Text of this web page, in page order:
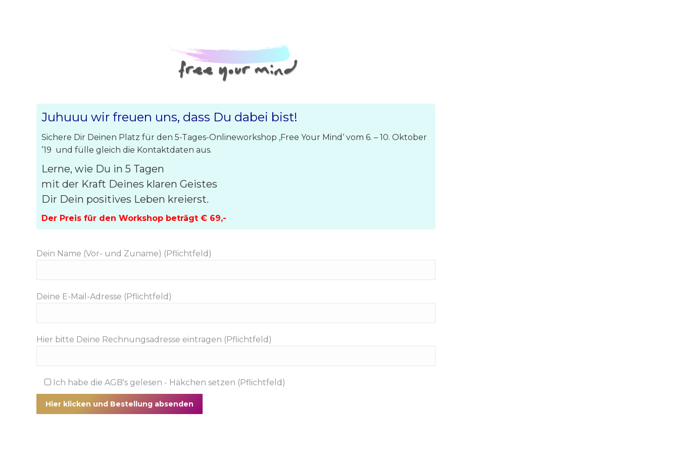
Juhuuu wir freuen uns, dass Du dabei bist!
Sichere Dir Deinen Platz für den 5-Tages-Onlineworkshop ‚Free Your Mind‘ vom 6. – 10. Oktober
’19 und fülle gleich die Kontaktdaten aus.
Lerne, wie Du in 5 Tagen
mit der Kraft Deines klaren Geistes
Dir Dein positives Leben kreierst.
Der Preis für den Workshop beträgt € 69,-
Dein Name (Vor- und Zuname) (Pflichtfeld)
Deine E-Mail-Adresse (Pflichtfeld)
Hier bitte Deine Rechnungsadresse eintragen (Pflichtfeld)
Ich habe die AGB's gelesen - Häkchen setzen (Pflichtfeld)